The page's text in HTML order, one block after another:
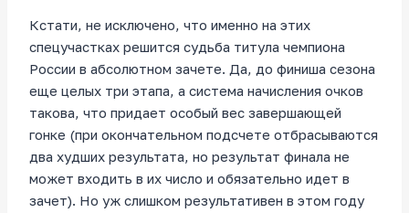
Кстати, не исключено, что именно на этих
спецучастках решится судьба титула чемпиона
России в абсолютном зачете. Да, до финиша сезона
еще целых три этапа, а система начисления очков
такова, что придает особый вес завершающей
гонке (при окончательном подсчете отбрасываются
два худших результата, но результат финала не
может входить в их число и обязательно идет в
зачет). Но уж слишком результативен в этом году